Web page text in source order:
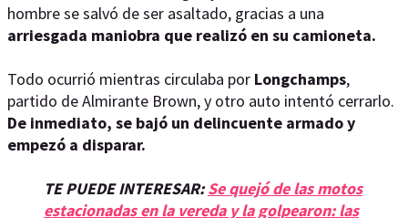
hombre se salvó de ser asaltado, gracias a una
arriesgada maniobra que realizó en su camioneta.
Todo ocurrió mientras circulaba por Longchamps,
partido de Almirante Brown, y otro auto intentó cerrarlo.
De inmediato, se bajó un delincuente armado y
empezó a disparar.
TE PUEDE INTERESAR:Se quejó de las motos
estacionadas en la vereda y la golpearon: las